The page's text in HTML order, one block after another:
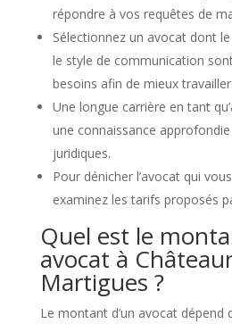
répondre à vos requêtes de
Sélectionnez un avocat dont
le style de communication
besoins afin de mieux
Une longue carrière en tant
une connaissance
juridiques.
Pour dénicher l’avocat qui
examinez les tarifs proposés
Quel est le
avocat à
Martigues ?
Le montant d’un avocat dépend